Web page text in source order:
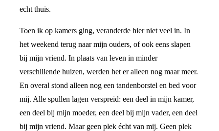
echt thuis.
Toen ik op kamers ging, veranderde hier niet veel in. In
het weekend terug naar mijn ouders, of ook eens slapen
bij mijn vriend. In plaats van leven in minder
verschillende huizen, werden het er alleen nog maar meer.
En overal stond alleen nog een tandenborstel en bed voor
mij. Alle spullen lagen verspreid: een deel in mijn kamer,
een deel bij mijn moeder, een deel bij mijn vader, een deel
bij mijn vriend. Maar geen plek écht van mij. Geen plek